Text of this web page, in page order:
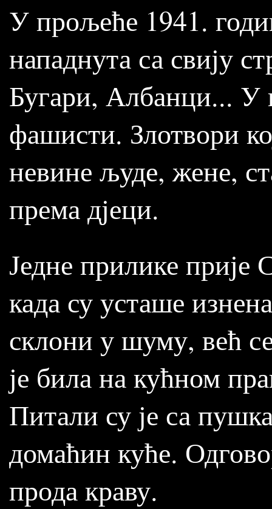
У прољеће 1941.
нападнута са свију
Бугари, Албанци... У
фашисти. Злотвори
невине људе, жене,
према дјеци.
Једне прилике прије
када су усташе
склони у шуму, већ
је била на кућном
Питали су је са
домаћин куће.
прода краву.